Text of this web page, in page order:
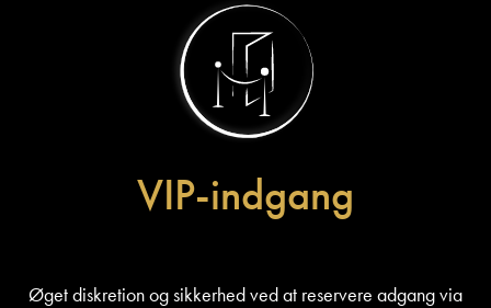
VIP-indgang
Øget diskretion og sikkerhed ved at reservere adgang via